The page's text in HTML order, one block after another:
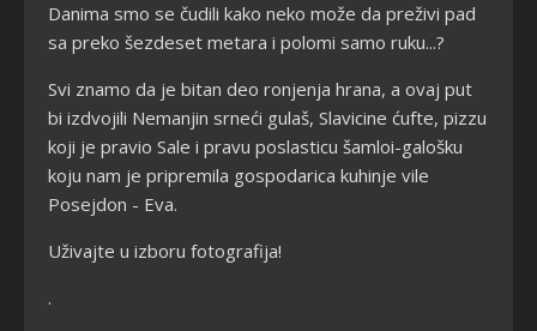
Danima smo se čudili kako neko može da preživi pad
sa preko šezdeset metara i polomi samo ruku...?
Svi znamo da je bitan deo ronjenja hrana, a ovaj put
bi izdvojili Nemanjin srneći gulaš, Slavicine ćufte, pizzu
koji je pravio Sale i pravu poslasticu šamloi-galošku
koju nam je pripremila gospodarica kuhinje vile
Posejdon - Eva.
Uživajte u izboru fotografija!
.